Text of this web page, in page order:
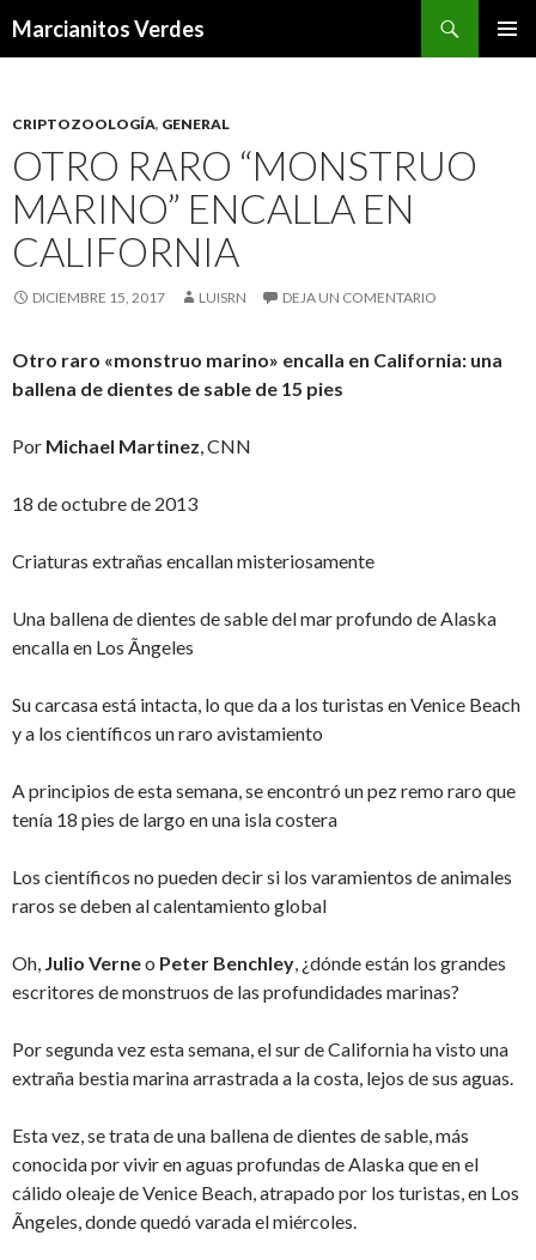
Marcianitos Verdes
CRIPTOZOOLOGÍA, GENERAL
OTRO RARO “MONSTRUO
MARINO” ENCALLA EN
CALIFORNIA
DICIEMBRE 15, 2017 LUISRN DEJA UN COMENTARIO
Otro raro «monstruo marino» encalla en California: una
ballena de dientes de sable de 15 pies
Por Michael Martinez, CNN
18 de octubre de 2013
Criaturas extrañas encallan misteriosamente
Una ballena de dientes de sable del mar profundo de Alaska
encalla en Los Ãngeles
Su carcasa está intacta, lo que da a los turistas en Venice Beach
y a los científicos un raro avistamiento
A principios de esta semana, se encontró un pez remo raro que
tenía 18 pies de largo en una isla costera
Los científicos no pueden decir si los varamientos de animales
raros se deben al calentamiento global
Oh, Julio Verneo Peter Benchley, ¿dónde están los grandes
escritores de monstruos de las profundidades marinas?
Por segunda vez esta semana, el sur de California ha visto una
extraña bestia marina arrastrada a la costa, lejos de sus aguas.
Esta vez, se trata de una ballena de dientes de sable, más
conocida por vivir en aguas profundas de Alaska que en el
cálido oleaje de Venice Beach, atrapado por los turistas, en Los
Ãngeles, donde quedó varada el miércoles.